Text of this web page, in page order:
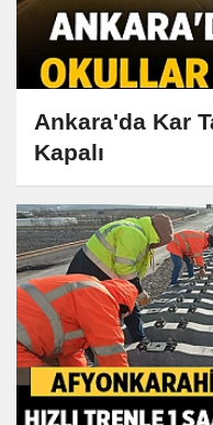
Ankara'da Kar
Kapalı